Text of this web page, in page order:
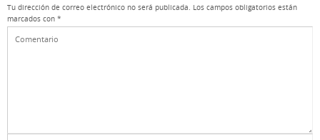
Tu dirección de correo electrónico no será publicada. Los campos obligatorios están
marcados con *